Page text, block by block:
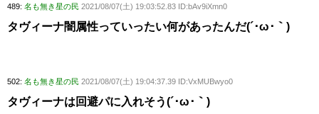
489: 名も無き星の民 2021/08/07(土) 19:03:52.83 ID:bAv9iXmn0
タヴィーナ闇属性っていったい何があったんだ(´･ω･｀)
502: 名も無き星の民 2021/08/07(土) 19:04:37.39 ID:VxMUBwyo0
タヴィーナは回避パに入れそう(´･ω･｀)